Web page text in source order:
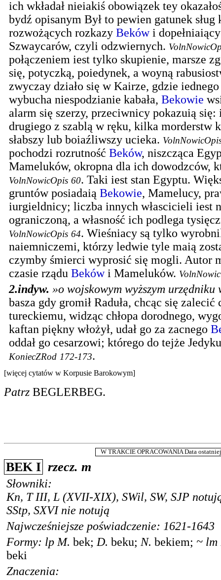
ich wkładał nieiakiś obowiązek tey
bydź opisanym Był to pewien gatunek sług
rozwożących rozkazy Bekówi
Szwaycarów, czyli odzwiernych.
połączeniem iest tylko skupienie, marsze
się, potyczką, poiedynek, a woyną
zwyczay działo się w Kairze, gdzie
wybucha niespodzianie kabała, Bekowie
alarm się szerzy, przeciwnicy pokazuią się:
drugiego z szablą w ręku, kilka morderstw
słabszy lub boiaźliwszy ucieka.
pochodzi rozrutność Beków, niszcząca
Mameluków, okropna dla ich dowodzców,
VolnNowicOpis 60. Taki iest stan Egyptu.
gruntów posiadaią Bekowie, Mamelucy,
iurgieldnicy; liczba innych włascicieli iest
ograniczoną, a własność ich podlega
VolnNowicOpis 64. Wieśniacy są tylko
naiemniczemi, którzy ledwie tyle maią
czymby śmierci wyprosić się mogli. Autor
czasie rządu Bekówi Mameluków.
2.indyw. »o wojskowym wyższym urzędniku
basza gdy gromił Raduła, chcąc się zalecić
tureckiemu, widząc chłopa dorodnego,
kaftan piękny włożył, udał go za zacnego
oddał go cesarzowi; którego do tejże
KoniecZRod 172-173.
[więcej cytatów w Korpusie Barokowym]
Patrz BEGLERBEG.
W TRAKCIE OPRACOWANIA Data
BEK I rzecz. m
Słowniki:
Kn, T III, L (XVII-XIX), SWil, SW, SJP
SStp, SXVInie notują
Najwcześniejsze poświadczenie: 1621-1643
Formy: lp M. bek; D. beku; N. bekiem; ~ lm
beki
Znaczenia: